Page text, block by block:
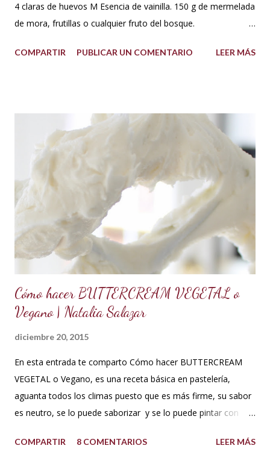
4 claras de huevos M Esencia de vainilla. 150 g de mermelada
de mora, frutillas o cualquier fruto del bosque.
huevo en un tazón con los 300 g de azúcar a baño María .
que forme picos. A la mezcla agregar la mantequilla que debe
estar a temperatura ambiente, batir constantemente hasta
cremar y formar picos. Agregar la vainilla y la mermelada.
Batir hasta integrar. Se puede decorar cualquier tipo de
cupcakes o rellenar una torta o cubrir el cake tu sabor
favorito. Se debe conservar en refrigeración y es mejor
utilizarlo cuando está fresco, es decir recién hecho, porque
contiene huevos y mantequilla. Crema d...
COMPARTIR PUBLICAR UN COMENTARIO LEER MÁS
Cómo hacer BUTTERCREAM VEGETAL o
Vegano | Natalia Salazar
diciembre 20, 2015
En esta entrada te comparto Cómo hacer BUTTERCREAM
VEGETAL o Vegano, es una receta básica en pastelería,
aguanta todos los climas puesto que es más firme, su sabor
es neutro, se lo puede saborizar y se lo puede pintar con
este cupcakes, pasteles y lo que te guste. INGREDIENTES:
COMPARTIR 8 COMENTARIOS LEER MÁS